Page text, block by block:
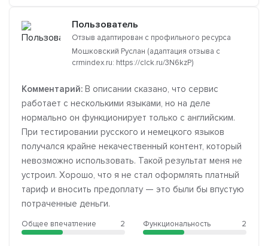
Пользователь
Отзыв адаптирован с профильного ресурса
Мошковский Руслан (адаптация отзыва с
crmindex.ru: https://clck.ru/3N6kzP)
Комментарий: В описании сказано, что сервис
работает с несколькими языками, но на деле
нормально он функционирует только с английским.
При тестировании русского и немецкого языков
получался крайне некачественный контент, который
невозможно использовать. Такой результат меня не
устроил. Хорошо, что я не стал оформлять платный
тариф и вносить предоплату — это были бы впустую
потраченные деньги.
Общее впечатление 2 Функциональность 2